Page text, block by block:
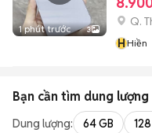
1 phút trước 3
Q.
HHiền
Bạn cần tìm dung lượng
Dung lượng: 64 GB